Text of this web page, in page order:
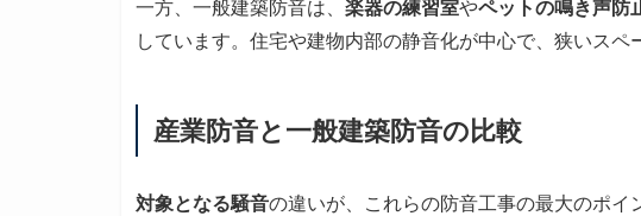
一方、一般建築防音は、 楽器の練習室やペットの鳴き声防
しています。住宅や建物内部の静音化が中心で、狭いスペ
産業防音と一般建築防音の比較
対象となる騒音の違いが、これらの防音工事の最大のポイ